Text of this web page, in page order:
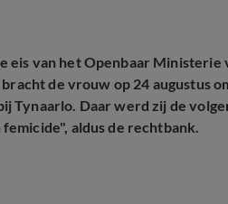
eis van het Openbaar
de vrouw op 24 augustus
Tynaarlo. Daar werd zij de
aldus de rechtbank.